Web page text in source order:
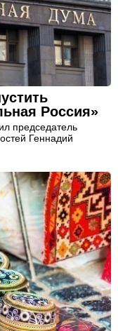
Россия»
председатель
Геннадий